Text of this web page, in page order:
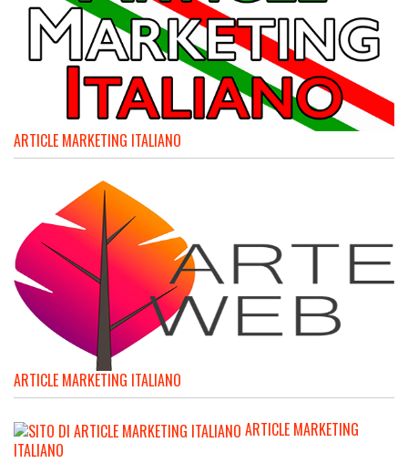
ARTICLE MARKETING ITALIANO
ARTICLE MARKETING ITALIANO
ARTICLE MARKETING
ITALIANO